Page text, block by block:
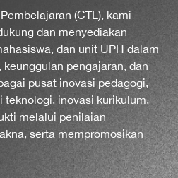
(CTL), kami
dan menyediakan
dan unit UPH dalam
pengajaran, dan
pusat inovasi pedagogi,
teknologi, inovasi kurikulum,
melalui penilaian
serta mempromosikan